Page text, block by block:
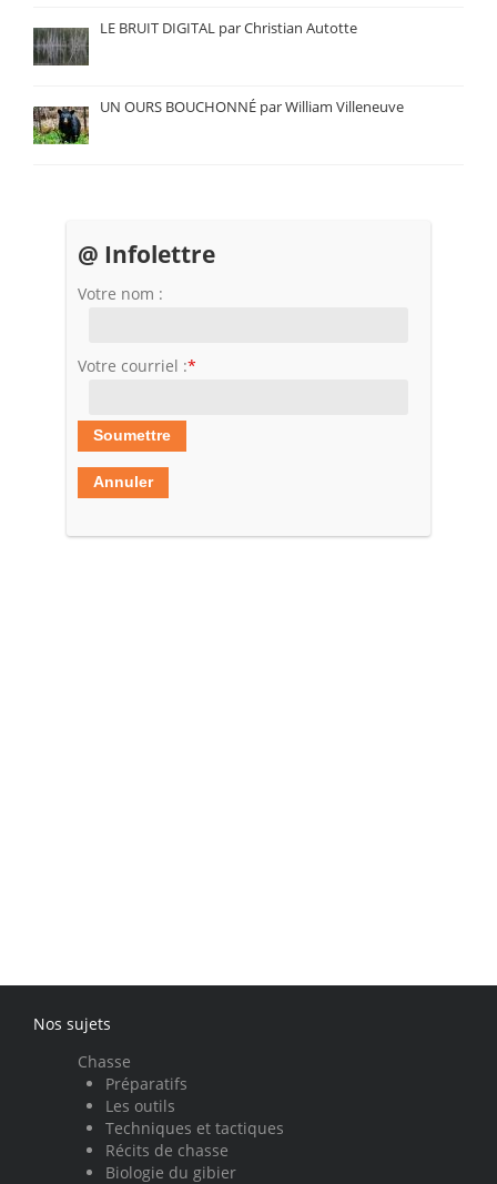
LE BRUIT DIGITAL par Christian Autotte
UN OURS BOUCHONNÉ par William Villeneuve
@ Infolettre
Votre nom :
Votre courriel :*
Nos sujets
Chasse
Préparatifs
Les outils
Techniques et tactiques
Récits de chasse
Biologie du gibier